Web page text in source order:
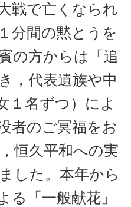
戦で亡くなられ
分間の黙とうを
の方からは「追
，代表遺族や中
１名ずつ）によ
者のご冥福をお
恒久平和への実
した。本年から
る「一般献花」